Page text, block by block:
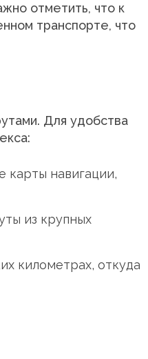
отметить, что к
транспорте, что
Для удобства
карты навигации,
из крупных
километрах, откуда